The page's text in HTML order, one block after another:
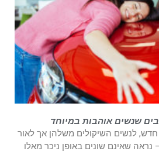
לנשים השיקולים משלהן אך לאור
נראה שאינם שונים באופן ניכר מאלו